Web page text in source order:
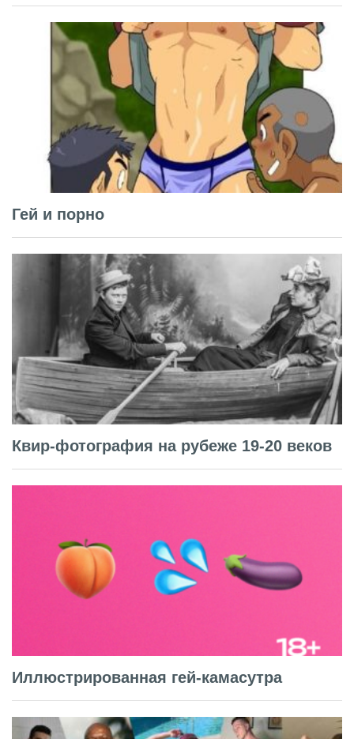
Гей и порно
Квир-фотография на рубеже 19-20 веков
Иллюстрированная гей-камасутра